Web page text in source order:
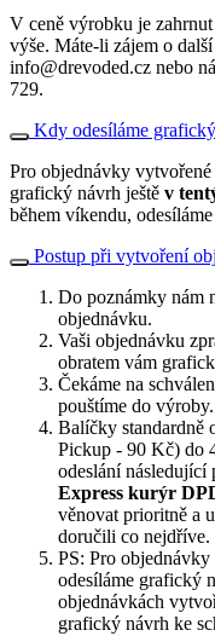
V ceně výrobku je
výše. Máte-li zájem o
info@drevoded.cz nebo
729.
Kdy odesíláme
Pro objednávky
grafický návrh ještě v
během víkendu,
Postup při vytvoření
Do poznámky nám
objednávku.
Vaši objednávku
obratem vám
Čekáme na
pouštíme do výroby.
Balíčky standardně
Pickup - 90 Kč) do
odeslání následující
Express kurýr
věnovat prioritně a
doručili co nejdříve.
PS: Pro
odesíláme grafický
objednávkách
grafický návrh ke